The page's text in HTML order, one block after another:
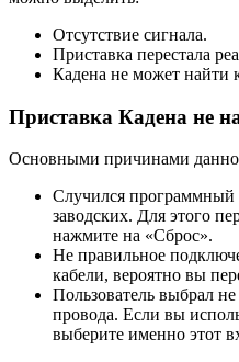
Отсутствие сигнала.
Приставка перестала
Кадена не может найти
Приставка Кадена не
Основными причинами
Случился программный
заводских. Для этого
нажмите на «Сброс».
Не правильное
кабели, вероятно вы
Пользователь выбрал
провода. Если вы
выберите именно этот